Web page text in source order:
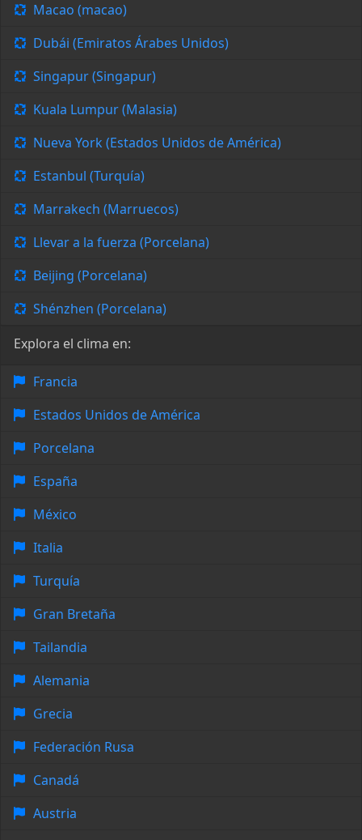
Macao (macao)
Dubái (Emiratos Árabes Unidos)
Singapur (Singapur)
Kuala Lumpur (Malasia)
Nueva York (Estados Unidos de América)
Estanbul (Turquía)
Marrakech (Marruecos)
Llevar a la fuerza (Porcelana)
Beijing (Porcelana)
Shénzhen (Porcelana)
Explora el clima en:
Francia
Estados Unidos de América
Porcelana
España
México
Italia
Turquía
Gran Bretaña
Tailandia
Alemania
Grecia
Federación Rusa
Canadá
Austria